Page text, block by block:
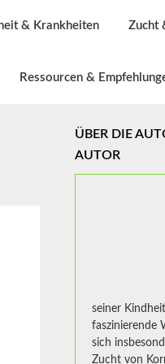
& Krankheiten Zucht
Ressourcen &
ÜBER DIE
AUTOR
seiner
faszinierende
sich
Zucht von